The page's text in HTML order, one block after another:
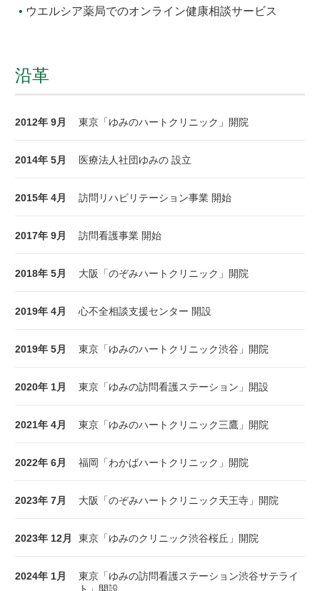
ウエルシア薬局でのオンライン健康相談サービス
沿革
2012年 9月 東京「ゆみのハートクリニック」開院
2014年 5月 医療法人社団ゆみの 設立
2015年 4月 訪問リハビリテーション事業 開始
2017年 9月 訪問看護事業 開始
2018年 5月 大阪「のぞみハートクリニック」開院
2019年 4月 心不全相談支援センター 開設
2019年 5月 東京「ゆみのハートクリニック渋谷」開院
2020年 1月 東京「ゆみの訪問看護ステーション」開設
2021年 4月 東京「ゆみのハートクリニック三鷹」開院
2022年 6月 福岡「わかばハートクリニック」開院
2023年 7月 大阪「のぞみハートクリニック天王寺」開院
2023年 12月 東京「ゆみのクリニック渋谷桜丘」開院
2024年 1月
東京「ゆみの訪問看護ステーション渋谷サテライ
ト」開設